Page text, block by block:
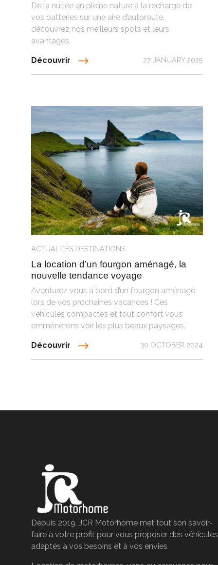
De la nuitée en pleine nature à la recharge de
vos batteries sur une aire d’autoroute,
découvrez nos meilleurs spots et leurs
avantages.
Découvrir 27 JANUARY 2025
ACTUALITÉS DESTINATIONS
La location d’un fourgon aménagé, la
nouvelle tendance voyage
Aventurez vous à bord d’un fourgon aménagé
lors de vos prochaines vacances ! Ces
véhicules compactes et tout confort vous
emmènerons voir les plus beaux paysages.
Découvrir 30 OCTOBER 2024
Depuis 2019, JCR Motorhome met tout son savoir-
faire à votre profit pour vous proposer des véhicules
adaptés à vos besoins et à vos envies.